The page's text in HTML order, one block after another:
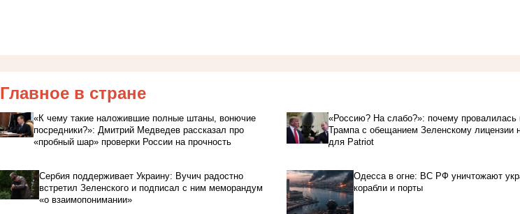
Главное в стране
«К чему такие наложившие полные штаны, вонючие
посредники?»: Дмитрий Медведев рассказал про
«пробный шар» проверки России на прочность
«Россию? На слабо?»: почему провалилась
Трампа с обещанием Зеленскому лицензии
для Patriot
Сербия поддерживает Украину: Вучич радостно
встретил Зеленского и подписал с ним меморандум
«о взаимопонимании»
Одесса в огне: ВС РФ уничтожают
корабли и порты